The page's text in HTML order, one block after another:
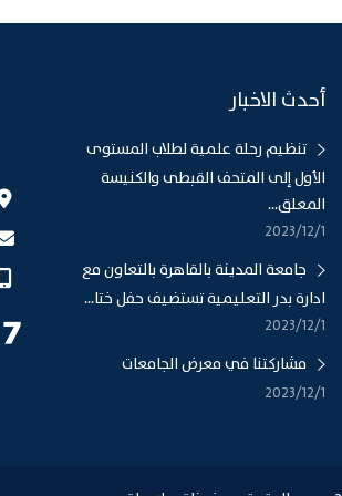
أحدث الاخبار
تنظيم رحلة علمية لطلاب المستوى
الأول إلى المتحف القبطى والكنيسة
المعلق...
1‏‏/12‏‏/2023
جامعة المدينة بالقاهرة بالتعاون مع
ادارة بدر التعليمية تستضيف حفل ختا...
1‏‏/12‏‏/2023
مشاركتنا في معرض الجامعات
1‏‏/12‏‏/2023